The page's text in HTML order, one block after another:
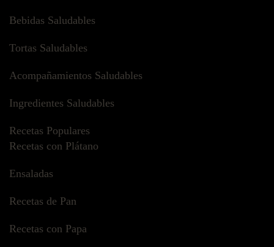
Bebidas Saludables
Tortas Saludables
Acompañamientos Saludables
Ingredientes Saludables
Recetas Populares
Recetas con Plátano
Ensaladas
Recetas de Pan
Recetas con Papa